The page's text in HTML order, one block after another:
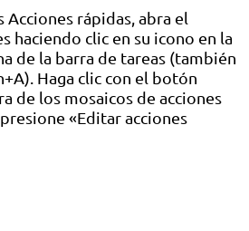
Acciones rápidas, abra el
haciendo clic en su icono en la
de la barra de tareas (también
Haga clic con el botón
de los mosaicos de acciones
«Editar acciones